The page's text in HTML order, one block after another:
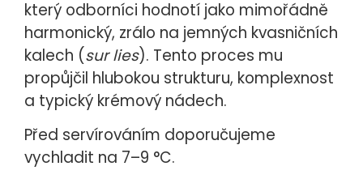
který odborníci hodnotí jako mimořádně
harmonický, zrálo na jemných kvasničních
kalech (sur lies). Tento proces mu
propůjčil hlubokou strukturu, komplexnost
a typický krémový nádech.
Před servírováním doporučujeme
vychladit na 7–9 °C.